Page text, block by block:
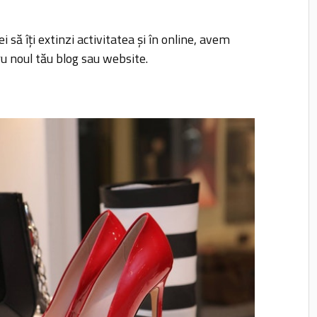
să îți extinzi activitatea și în online, avem
tău blog sau website.